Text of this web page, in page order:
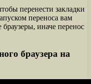
перенести закладки
переноса вам
иначе перенос
браузера на